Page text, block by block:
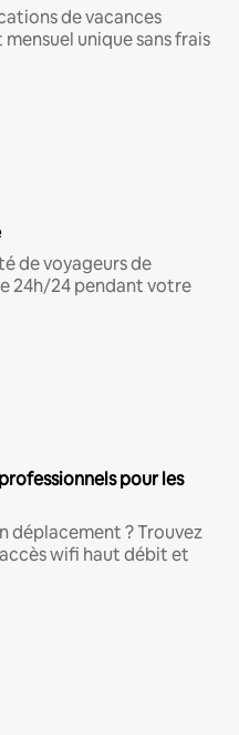
de vacances
unique sans frais
de voyageurs de
24h/24 pendant votre
pour les
déplacement ? Trouvez
wifi haut débit et